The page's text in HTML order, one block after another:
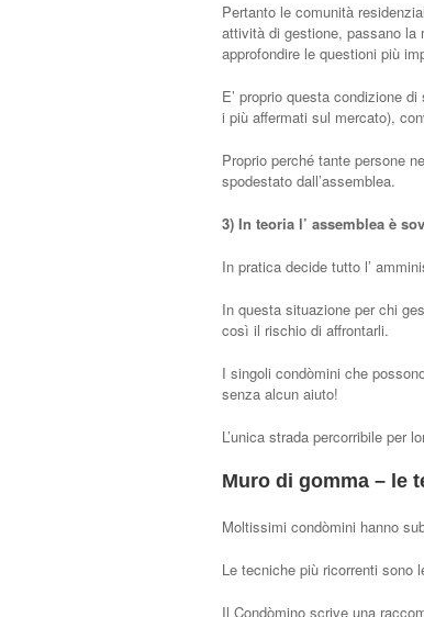
Pertanto le comunità
attività di gestione, passano la
approfondire le questioni più
E’ proprio questa condizione
i più affermati sul mercato),
Proprio perché tante persone
spodestato dall’assemblea.
3) In teoria l’ assemblea è
In pratica decide tutto l’
In questa situazione per chi
così il rischio di affrontarli.
I singoli condòmini che
senza alcun aiuto!
L’unica strada percorribile per
Muro di gomma – le
Moltissimi condòmini hanno
Le tecniche più ricorrenti sono
Il Condòmino scrive una